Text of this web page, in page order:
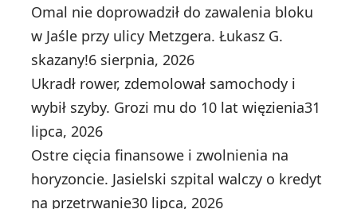
Omal nie doprowadził do zawalenia bloku
w Jaśle przy ulicy Metzgera. Łukasz G.
skazany!6 sierpnia, 2026
Ukradł rower, zdemolował samochody i
wybił szyby. Grozi mu do 10 lat więzienia31
lipca, 2026
Ostre cięcia finansowe i zwolnienia na
horyzoncie. Jasielski szpital walczy o kredyt
na przetrwanie30 lipca, 2026